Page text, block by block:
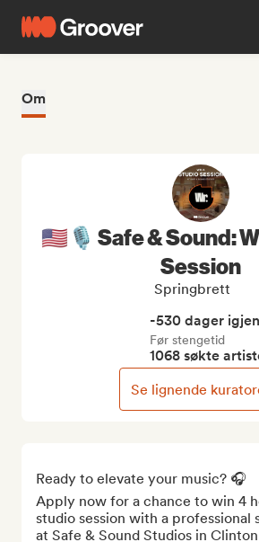
Om
Ready to elevate your music? 🎧
Apply now for a chance to win 4
studio session with a professional
at Safe & Sound Studios in
🇺🇸🎙️ Safe & Sound:
Session
Springbrett
-530 dager igjen
Før stengetid
1068 søkte
Se lignende